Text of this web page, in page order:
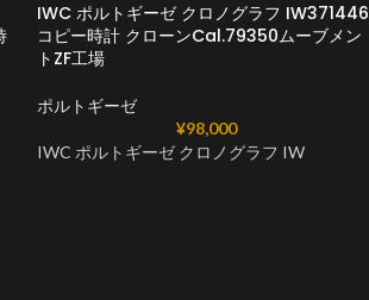
IWC ポルトギーゼ クロノグラフ IW371446
コピー時計 クローンCal.79350ムーブメン
トZF工場
ポルトギーゼ
¥98,000
IWC ポルトギーゼ クロノグラフ IW